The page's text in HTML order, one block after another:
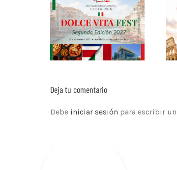
Deja tu comentario
Debe iniciar sesión para escribir